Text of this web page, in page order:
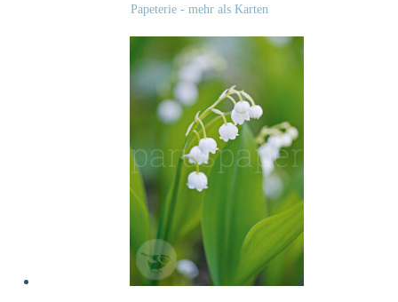
Papeterie - mehr als Karten